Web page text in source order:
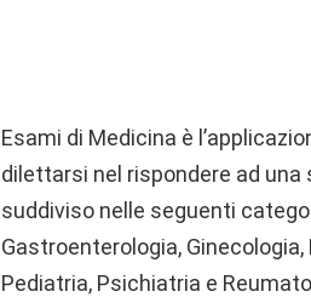
Esami di Medicina è
dilettarsi nel rispondere ad
suddiviso nelle seguenti
Gastroenterologia,
Pediatria, Psichiatria e